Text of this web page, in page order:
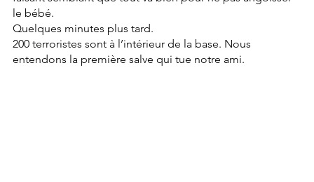
le bébé.
Quelques minutes plus tard.
200 terroristes sont à l’intérieur de la base. Nous
entendons la première salve qui tue notre ami.